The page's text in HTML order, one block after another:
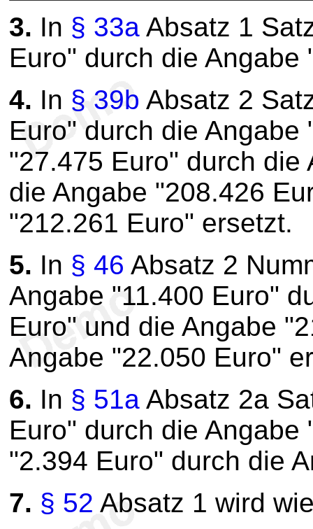
3. In § 33a Absatz 1
Euro" durch die
4. In § 39b Absatz 2
Euro" durch die
"27.475 Euro" durch die
die Angabe "208.426
"212.261 Euro" ersetzt.
5. In § 46 Absatz 2
Angabe "11.400 Euro"
Euro" und die Angabe
Angabe "22.050 Euro"
6. In § 51a Absatz 2a
Euro" durch die
"2.394 Euro" durch die
7. § 52 Absatz 1 wird